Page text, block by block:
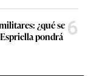
¿qué se
pondrá 6